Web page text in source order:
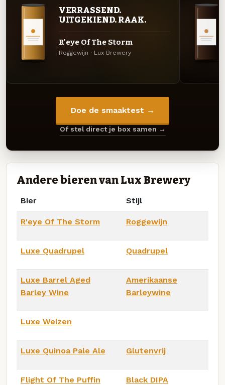
VERRASSEND.
UITGEKIEND. RAAK.
R'eye Of The Storm
Roggewijn · Lux Brewery
Doe de smaaktest →
Of stel direct je box samen →
Andere bieren van Lux Brewery
Bier Stijl
R'eye Of The Storm Roggewijn
Luxe Quadrupel Quadrupel
Luxe Barrel Aged
Barley Wine
Amerikaanse
Barleywine
Luxe Weizen
Luxe Quinoa Pale Ale Glutenvrij
Flight Of The Puffin Black DIPA